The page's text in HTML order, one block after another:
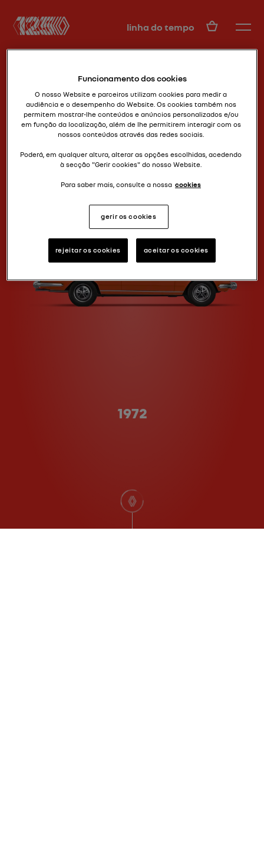
linha do tempo PT
Type A
TORINO TS
1972
scroll
Funcionamento dos cookies
O nosso Website e parceiros utilizam cookies para medir a
audiência e o desempenho do Website. Os cookies também nos
permitem mostrar-lhe conteúdos e anúncios personalizados e/ou
em função da localização, além de lhe permitirem interagir com os
nossos conteúdos através das redes sociais.
Poderá, em qualquer altura, alterar as opções escolhidas, acedendo
à secção "Gerir cookies" do nosso Website.
Para saber mais, consulte a nossa cookies
gerir os cookies
rejeitar os cookies aceitar os cookies